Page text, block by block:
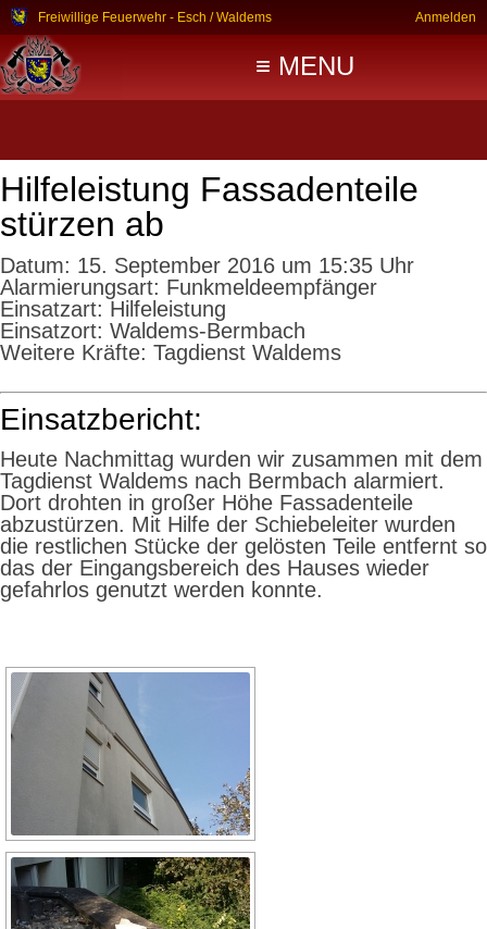
Freiwillige Feuerwehr - Esch / Waldems Anmelden
≡ MENU
Hilfeleistung Fassadenteile
stürzen ab
Datum: 15. September 2016 um 15:35 Uhr
Alarmierungsart: Funkmeldeempfänger
Einsatzart: Hilfeleistung
Einsatzort: Waldems-Bermbach
Weitere Kräfte: Tagdienst Waldems
Einsatzbericht:
Heute Nachmittag wurden wir zusammen mit dem
Tagdienst Waldems nach Bermbach alarmiert.
Dort drohten in großer Höhe Fassadenteile
abzustürzen. Mit Hilfe der Schiebeleiter wurden
die restlichen Stücke der gelösten Teile entfernt so
das der Eingangsbereich des Hauses wieder
gefahrlos genutzt werden konnte.